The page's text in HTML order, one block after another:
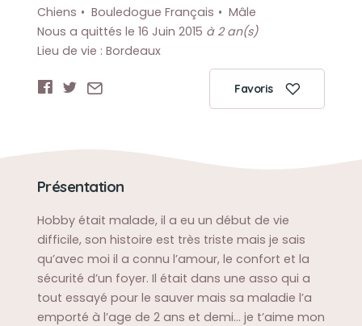
Chiens Bouledogue Français
Mâle
Nous a quittés le 16 Juin 2015 à 2 an(s)
Lieu de vie : Bordeaux
Favoris
Présentation
Hobby était malade, il a eu un début de vie
difficile, son histoire est très triste mais je sais
qu’avec moi il a connu l’amour, le confort et la
sécurité d’un foyer. Il était dans une asso qui a
tout essayé pour le sauver mais sa maladie l’a
emporté à l’age de 2 ans et demi… je t’aime mon